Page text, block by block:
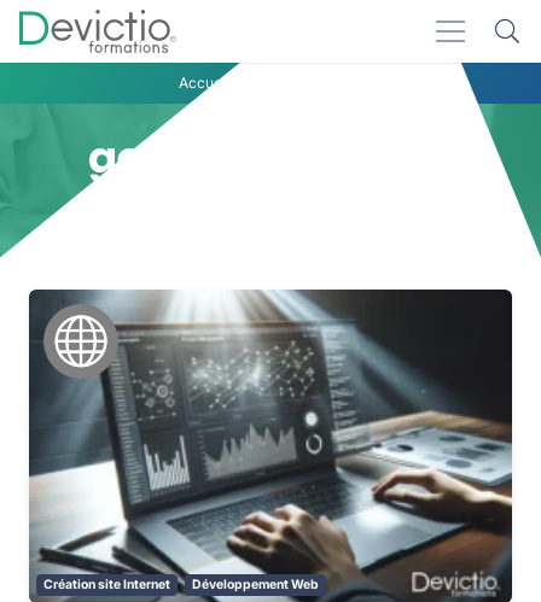
Accueil
gestion d’équipe
Création site Internet Développement Web